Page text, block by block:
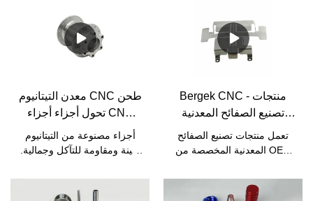
معدن التيتانيوم CNC طحن
تحول أجزاء أجزاء CNC
أجزاء مصنوعة من التيتانيوم
متينة ومقاومة للتآكل وجمالية.
في مجموعة متنوعة من
الصناعات.
Bergek CNC - منتجات
تصنيع الصفائح المعدنية
المخصصة من OEM تعمل
التصنيع الدقة من الألومنيوم
تعمل منتجات تصنيع الصفائح
المعدنية المخصصة من OEM
الفولاذ المقاوم للصدأ والنحاس
المجلفن والألومنيوم ، دمج